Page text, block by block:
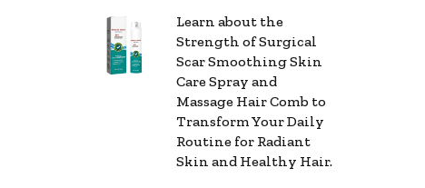
Learn about the
Strength of Surgical
Scar Smoothing Skin
Care Spray and
Massage Hair Comb to
Transform Your Daily
Routine for Radiant
Skin and Healthy Hair.